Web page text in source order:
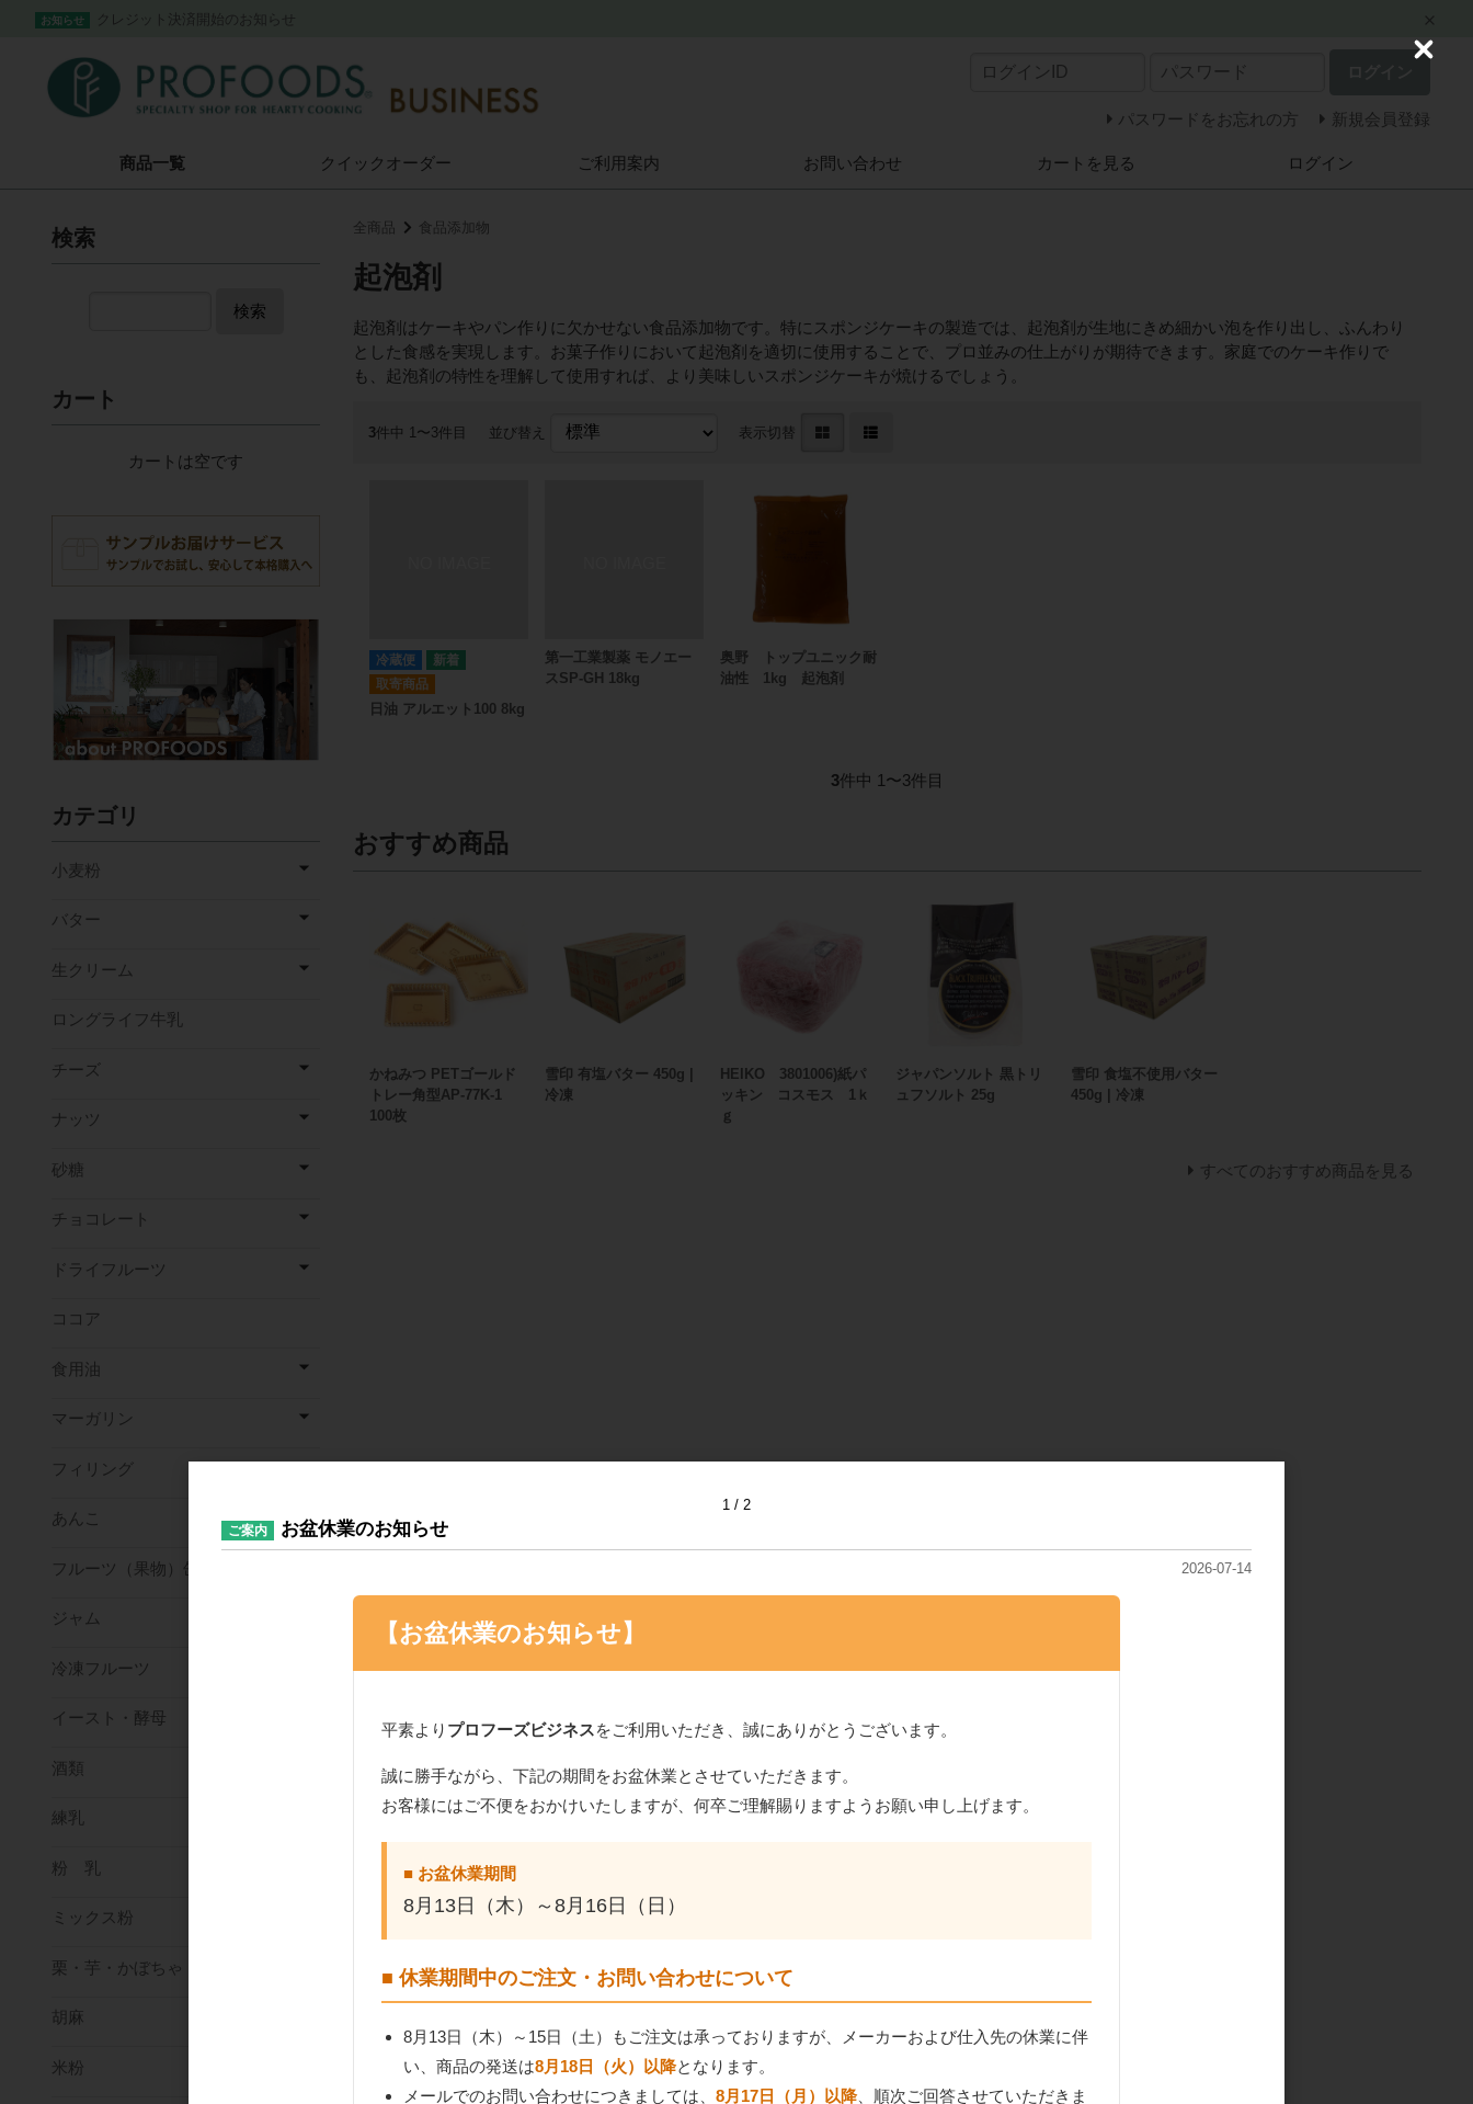
お知らせ クレジット決済開始のお知らせ
パスワードをお忘れの方 新規会員登録
商品一覧 クイック オーダー ご利用案内 お問い合わせ カートを見る ログイン
全商品 食品添加物
起泡剤
起泡剤はケーキやパン作りに欠かせない食品添加物です。特にスポンジケーキの製造では、起泡剤が生地にきめ細かい泡を作り出し、ふんわり
とした食感を実現します。お菓子作りにおいて起泡剤を適切に使用することで、プロ並みの仕上がりが期待できます。家庭でのケーキ作りで
も、起泡剤の特性を理解して使用すれば、より美味しいスポンジケーキが焼けるでしょう。
3件中 1〜3件目 並び替え 表示切替
冷蔵便
取寄商品
日油 アルエット100 8kg
第一工業製薬 モノエー
スSP-GH 18kg
奥野 トップユニック耐
油性 1kg 起泡剤
3件中 1〜3件目
おすすめ商品
かねみつ PETゴールド
トレー角型AP-77K-1
100枚
雪印 有塩バター 450g |
冷凍
HEIKO 3801006)紙パ
ッキン コスモス 1ｋ
ｇ
ジャパンソルト 黒トリ
ュフソルト 25g
雪印 食塩不使用バター
450g | 冷凍
すべてのおすすめ商品を見る
検索
検索
カート
カートは空です
カテゴリ
小麦粉
バター
生クリーム
ロングライフ牛乳
チーズ
ナッツ
砂糖
チョコレート
ドライフルーツ
ココア
食用油
マーガリン
フィリング
あんこ
フルーツ（果物）缶詰
ジャム
冷凍フルーツ
イースト・酵母
酒類
練乳
粉 乳
ミックス粉
栗・芋・かぼちゃ
胡麻
米粉
1 2
ご案内 お盆休業のお知らせ
2026-07-14
【お盆休業のお知らせ】
平素より プロフーズビジネスをご利用いただき、誠にありがとうございます。
誠に勝手ながら、下記の期間をお盆休業とさせていただきます。
お客様にはご不便をおかけいたしますが、何卒ご理解賜りますようお願い申し上げます。
■ お盆休業期間
8月13日（木）～8月16日（日）
■ 休業期間中のご注文・お問い合わせについて
8月13日（木）～15日（土）もご注文は承っておりますが、メーカーおよび仕入先の休業に伴
い、商品の発送は8月18日（火）以降となります。
メールでのお問い合わせにつきましては、 8月17日（月）以降、順次ご回答させていただきま
C
s
e